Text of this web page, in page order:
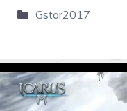
Gstar2017